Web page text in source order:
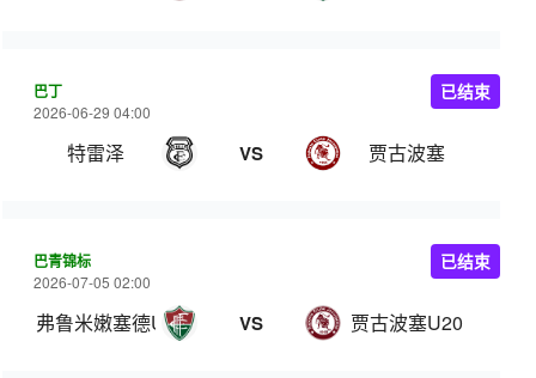
巴丁
2026-06-29 04:00
特雷泽 VS 贾古波塞
已结束
巴青锦标
2026-07-05 02:00
弗鲁米嫩塞德U20 VS 贾古波塞U20
已结束